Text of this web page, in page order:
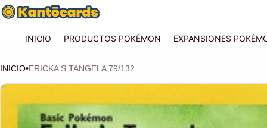
INICIO PRODUCTOS POKÉMON EXPANSIONES
INICIO•ERICKA'S TANGELA 79/132
DEL PRODUCTO